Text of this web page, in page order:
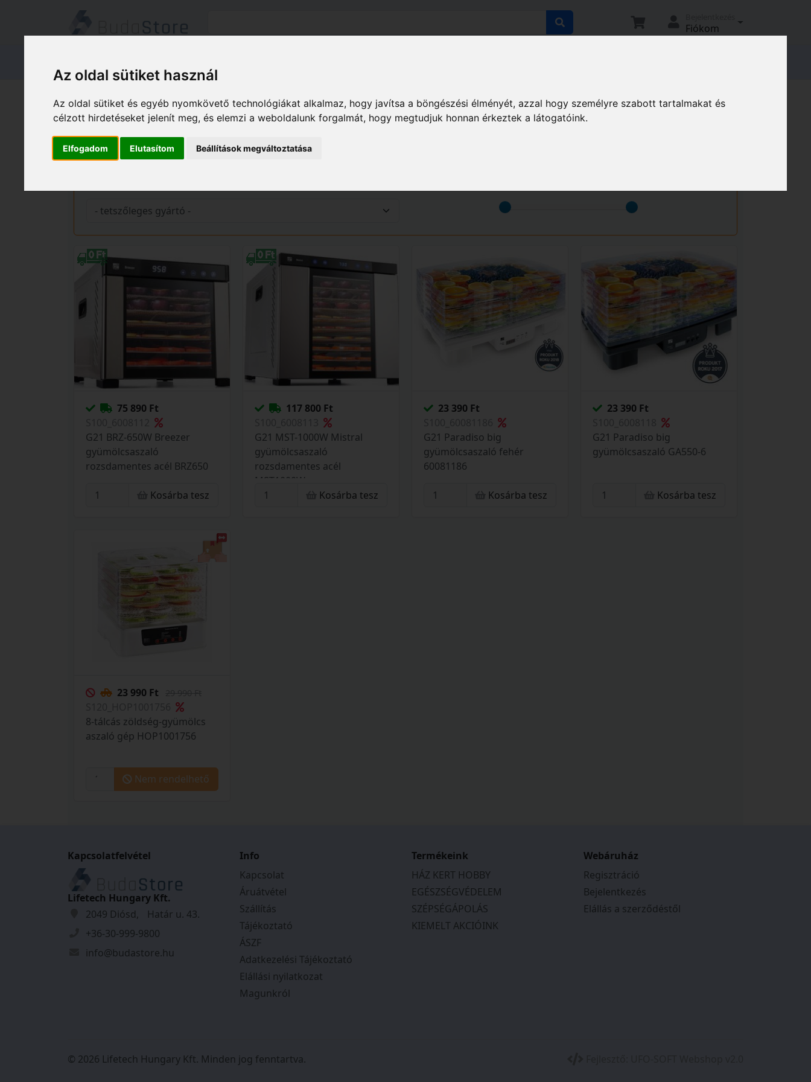
Az oldal sütiket használ
Az oldal sütiket és egyéb nyomkövető technológiákat alkalmaz, hogy javítsa a böngészési élményét, azzal hogy személyre szabott tartalmakat és
célzott hirdetéseket jelenít meg, és elemzi a weboldalunk forgalmát, hogy megtudjuk honnan érkeztek a látogatóink.
Elfogadom Elutasítom Beállítások megváltoztatása
Fiókom
Termékeink HÁZ KERT HOBBY Ház Háztartási eszközök Konyhai eszközök Gyümölcsaszalók
Gyümölcsaszalók
75 890 Ft
G21 BRZ-650W Breezer
gyümölcsaszaló
rozsdamentes acél BRZ650
Kosárba tesz
117 800 Ft
G21 MST-1000W Mistral
gyümölcsaszaló
rozsdamentes acél
MST1000W
Kosárba tesz
23 390 Ft
G21 Paradiso big
gyümölcsaszaló fehér
60081186
Kosárba tesz
23 390 Ft
G21 Paradiso big
gyümölcsaszaló GA550-6
Kosárba tesz
23 990 Ft
8-tálcás zöldség-gyümölcs
aszaló gép HOP1001756
Nem rendelhető
Kapcsolatfelvétel
Lifetech Hungary Kft.
2049 Diósd, Határ u. 43.
+36-30-999-9800
info@budastore.hu
Info
Kapcsolat
Áruátvétel
Szállítás
Tájékoztató
ÁSZF
Adatkezelési Tájékoztató
Elállási nyilatkozat
Magunkról
Termékeink
HÁZ KERT HOBBY
EGÉSZSÉGVÉDELEM
SZÉPSÉGÁPOLÁS
KIEMELT AKCIÓINK
Webáruház
Regisztráció
Bejelentkezés
Elállás a szerződéstől
© 2026 Lifetech Hungary Kft. Minden jog fenntartva.